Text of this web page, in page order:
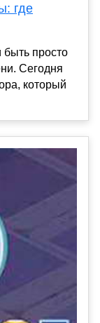
где
просто
Сегодня
который